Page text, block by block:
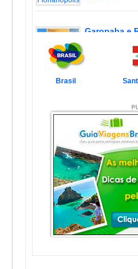
Garopaba e
Garopaba é um
Catarina a 80
Veja mais...
com
Simplesmente
pode ser descrito o
Veja mais...
Balneário
arredores
Balneário
Catarina, mais
Veja mais...
crianças: as
Brasil